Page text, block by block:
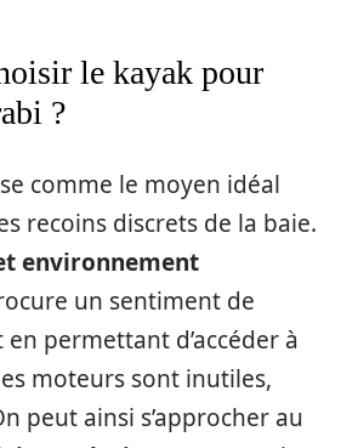
le kayak pour
?
comme le moyen idéal
recoins discrets de la baie.
environnement
un sentiment de
permettant d’accéder à
moteurs sont inutiles,
peut ainsi s’approcher au